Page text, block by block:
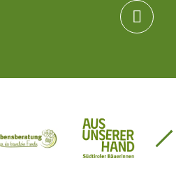

Mit Bäuerinnen lernen -
Lebensberatung für dieAus unserer